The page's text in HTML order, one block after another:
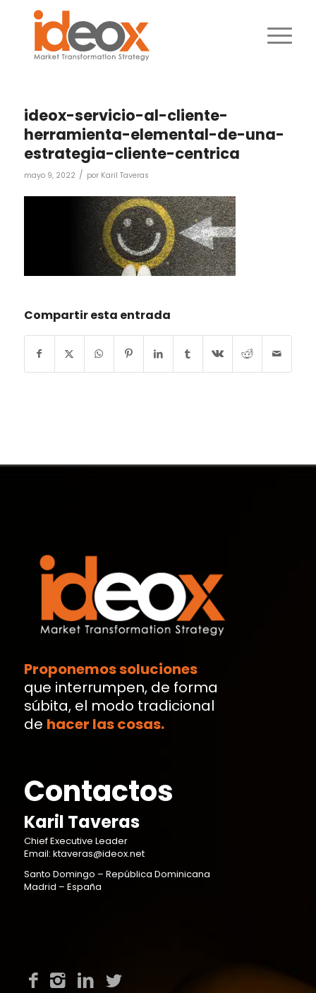
ideox-servicio-al-cliente-
herramienta-elemental-de-una-
estrategia-cliente-centrica
mayo 9, 2022 / por Karil Taveras
Compartir esta entrada
Proponemos soluciones
que interrumpen, de forma
súbita, el modo tradicional
de hacer las cosas.
Contactos
Karil Taveras
Chief Executive Leader
Email: ktaveras@ideox.net
Santo Domingo – República Dominicana
Madrid – España